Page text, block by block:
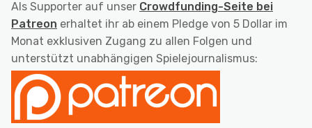
Als Supporter auf unser Crowdfunding-Seite bei
Patreon erhaltet ihr ab einem Pledge von 5 Dollar im
Monat exklusiven Zugang zu allen Folgen und
unterstützt unabhängigen Spielejournalismus: